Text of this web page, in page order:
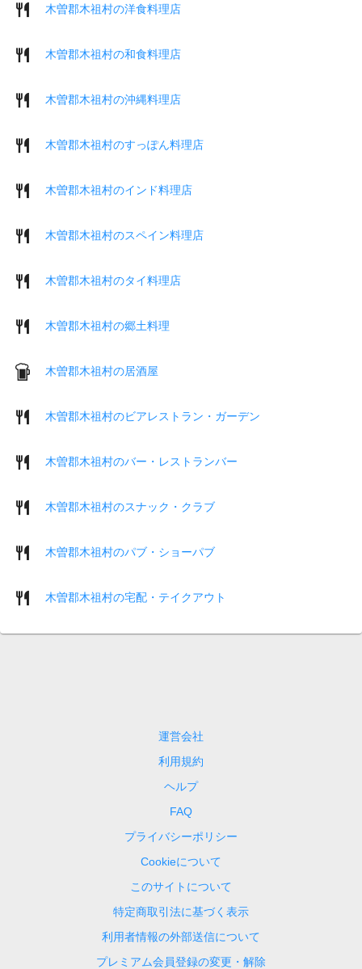
木曽郡木祖村の洋食料理店
木曽郡木祖村の和食料理店
木曽郡木祖村の沖縄料理店
木曽郡木祖村のすっぽん料理店
木曽郡木祖村のインド料理店
木曽郡木祖村のスペイン料理店
木曽郡木祖村のタイ料理店
木曽郡木祖村の郷土料理
木曽郡木祖村の居酒屋
木曽郡木祖村のビアレストラン・ガーデン
木曽郡木祖村のバー・レストランバー
木曽郡木祖村のスナック・クラブ
木曽郡木祖村のパブ・ショーパブ
木曽郡木祖村の宅配・テイクアウト
運営会社
利用規約
ヘルプ
FAQ
プライバシーポリシー
Cookieについて
このサイトについて
特定商取引法に基づく表示
利用者情報の外部送信について
プレミアム会員登録の変更・解除